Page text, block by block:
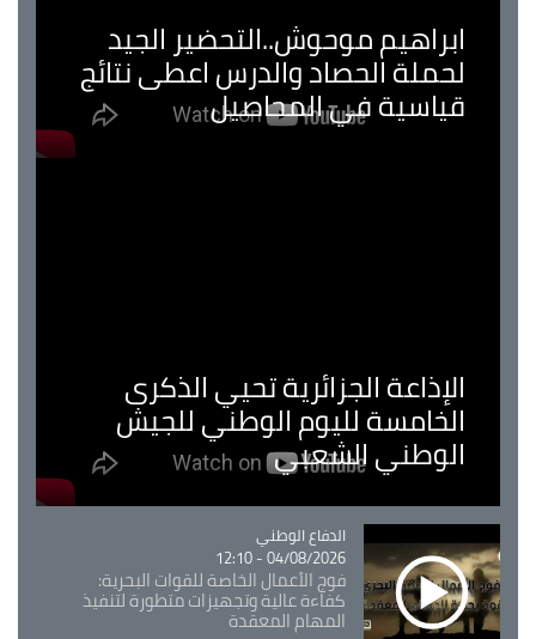
ابراهيم موحوش..التحضير الجيد
لحملة الحصاد والدرس اعطى نتائج
قياسية في المحاصيل
الإذاعة الجزائرية تحيي الذكرى
الخامسة لليوم الوطني للجيش
الوطني الشعبي
Catégorie
الدفاع الوطني
04/08/2026 - 12:10
فوج الأعمال الخاصة للقوات البحرية:
كفاءة عالية وتجهيزات متطورة لتنفيذ
المهام المعقدة